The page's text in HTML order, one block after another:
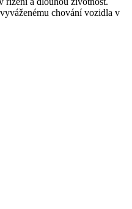
chování vozidla v